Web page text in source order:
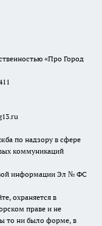
«Про Город
по надзору в сфере
коммуникаций
информации Эл № ФС
охраняется в
праве и не
то ни было форме, в